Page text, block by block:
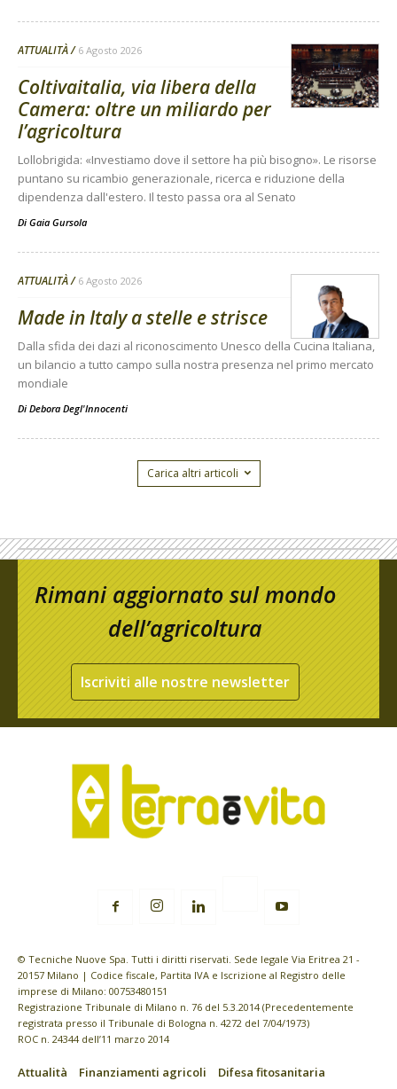
ATTUALITÀ 6 Agosto 2026
Coltivaitalia, via libera della
Camera: oltre un miliardo per
l’agricoltura
Lollobrigida: «Investiamo dove il settore ha più bisogno». Le risorse
puntano su ricambio generazionale, ricerca e riduzione della
dipendenza dall'estero. Il testo passa ora al Senato
Di Gaia Gursola
ATTUALITÀ 6 Agosto 2026
Made in Italy a stelle e strisce
Dalla sfida dei dazi al riconoscimento Unesco della Cucina Italiana,
un bilancio a tutto campo sulla nostra presenza nel primo mercato
mondiale
Di Debora Degl'Innocenti
Carica altri articoli
Rimani aggiornato sul mondo
dell’agricoltura
Iscriviti alle nostre newsletter
© Tecniche Nuove Spa. Tutti i diritti riservati. Sede legale Via Eritrea 21 -
20157 Milano | Codice fiscale, Partita IVA e Iscrizione al Registro delle
imprese di Milano: 00753480151
Registrazione Tribunale di Milano n. 76 del 5.3.2014 (Precedentemente
registrata presso il Tribunale di Bologna n. 4272 del 7/04/1973)
ROC n. 24344 dell’11 marzo 2014
Attualità Finanziamenti agricoli
Difesa fitosanitaria